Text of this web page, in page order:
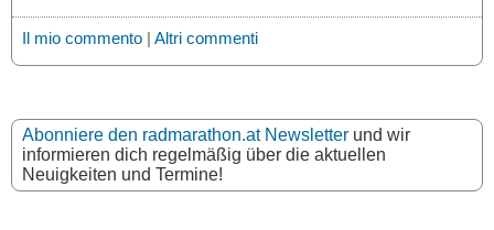
Il mio commento | Altri commenti
Abonniere den radmarathon.at Newsletter und wir
informieren dich regelmäßig über die aktuellen
Neuigkeiten und Termine!